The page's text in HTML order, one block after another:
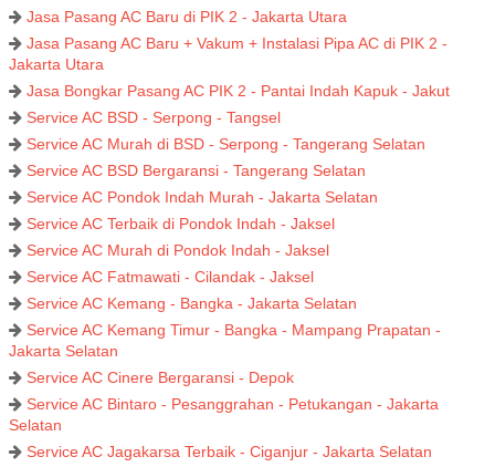
Jasa Pasang AC Baru di PIK 2 - Jakarta Utara
Jasa Pasang AC Baru + Vakum + Instalasi Pipa AC di PIK 2 -
Jakarta Utara
Jasa Bongkar Pasang AC PIK 2 - Pantai Indah Kapuk - Jakut
Service AC BSD - Serpong - Tangsel
Service AC Murah di BSD - Serpong - Tangerang Selatan
Service AC BSD Bergaransi - Tangerang Selatan
Service AC Pondok Indah Murah - Jakarta Selatan
Service AC Terbaik di Pondok Indah - Jaksel
Service AC Murah di Pondok Indah - Jaksel
Service AC Fatmawati - Cilandak - Jaksel
Service AC Kemang - Bangka - Jakarta Selatan
Service AC Kemang Timur - Bangka - Mampang Prapatan -
Jakarta Selatan
Service AC Cinere Bergaransi - Depok
Service AC Bintaro - Pesanggrahan - Petukangan - Jakarta
Selatan
Service AC Jagakarsa Terbaik - Ciganjur - Jakarta Selatan